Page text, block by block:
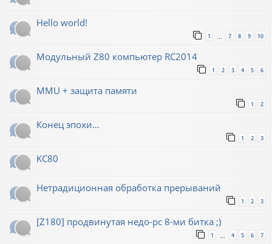
Hello world!
1 7 8 9 10
Модульный Z80 компьютер RC2014
1 2 3 4 5 6
MMU + защита памяти
1 2
Конец эпохи…
1 2 3
KC80
Нетрадиционная обработка прерываний
1 2 3
[Z180] продвинутая недо-pc 8-ми битка ;)
1 … 4 5 6 7